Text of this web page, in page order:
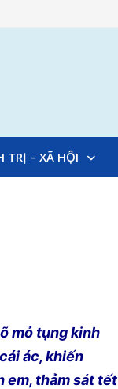
TRỊ – XÃ HỘI
mỏ tụng kinh
ác, khiến
em, thảm sát tết